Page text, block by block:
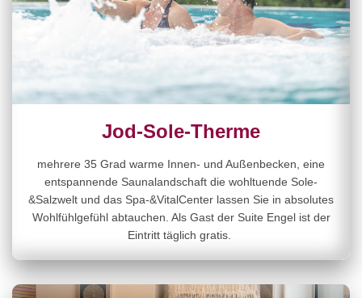
Jod-Sole-Therme
mehrere 35 Grad warme Innen- und Außenbecken, eine
entspannende Saunalandschaft die wohltuende Sole-
&Salzwelt und das Spa-&VitalCenter lassen Sie in absolutes
Wohlfühlgefühl abtauchen. Als Gast der Suite Engel ist der
Eintritt täglich gratis.